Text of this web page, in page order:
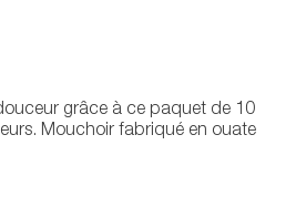
grâce à ce paquet de 10
Mouchoir fabriqué en ouate